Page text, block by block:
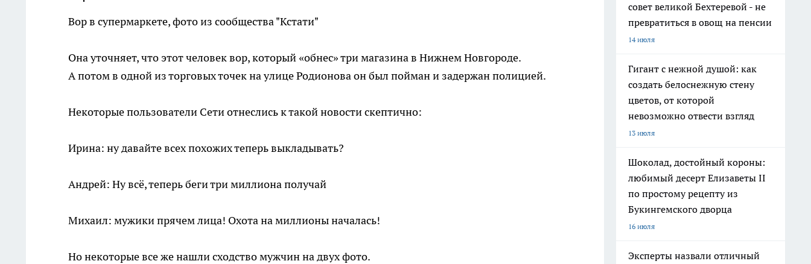
Вор в супермаркете, фото из сообщества "Кстати"
Она уточняет, что этот человек вор, который «обнес» три магазина в Нижнем Новгороде.
А потом в одной из торговых точек на улице Родионова он был пойман и задержан полицией.
Некоторые пользователи Сети отнеслись к такой новости скептично:
Ирина: ну давайте всех похожих теперь выкладывать?
Андрей: Ну всё, теперь беги три миллиона получай
Михаил: мужики прячем лица! Охота на миллионы началась!
Но некоторые все же нашли сходство мужчин на двух фото.
совет великой Бехтеревой - не
превратиться в овощ на пенсии
14 июля
Гигант с нежной душой: как
создать белоснежную стену
цветов, от которой
невозможно отвести взгляд
13 июля
Шоколад, достойный короны:
любимый десерт Елизаветы II
по простому рецепту из
Букингемского дворца
16 июля
Эксперты назвали отличный